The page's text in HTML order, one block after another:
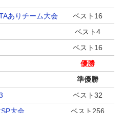
ありチーム大会
ベスト16
ベスト4
ベスト16
優勝
準優勝
ベスト32
大会
ベスト256